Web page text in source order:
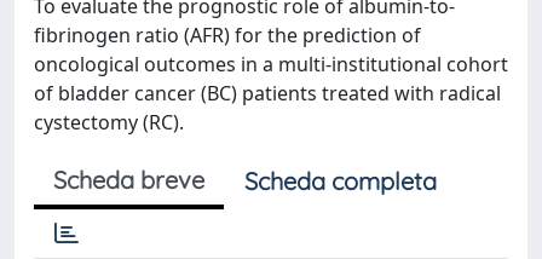
To evaluate the prognostic role of albumin-to-
fibrinogen ratio (AFR) for the prediction of
oncological outcomes in a multi-institutional cohort
of bladder cancer (BC) patients treated with radical
cystectomy (RC).
Scheda breve Scheda completa